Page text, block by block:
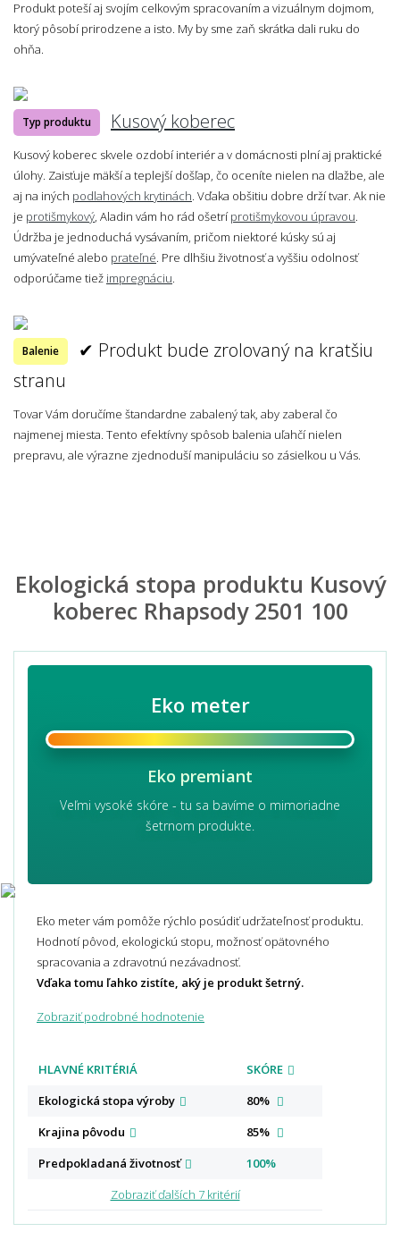
Produkt poteší aj svojím celkovým spracovaním a vizuálnym dojmom,
ktorý pôsobí prirodzene a isto. My by sme zaň skrátka dali ruku do
ohňa.
Typ produktu Kusový koberec
Kusový koberec skvele ozdobí interiér a v domácnosti plní aj praktické
úlohy. Zaisťuje mäkší a teplejší došľap, čo oceníte nielen na dlažbe, ale
aj na iných podlahových krytinách . Vďaka obšitiu dobre drží tvar. Ak nie
je protišmykový , Aladin vám ho rád ošetríprotišmykovou úpravou
Údržba je jednoduchá vysávaním, pričom niektoré kúsky sú aj
umývateľné alebo prateľné . Pre dlhšiu životnosť a vyššiu odolnosť
odporúčame tiež impregnáciu
Balenie
✔ Produkt bude zrolovaný na kratšiu
stranu
Tovar Vám doručíme štandardne zabalený tak, aby zaberal čo
najmenej miesta. Tento efektívny spôsob balenia uľahčí nielen
prepravu, ale výrazne zjednoduší manipuláciu so zásielkou u Vás.
Ekologická stopa produktu Kusový
koberec Rhapsody 2501 100
Eko meter
Eko premiant
Veľmi vysoké skóre - tu sa bavíme o mimoriadne
šetrnom produkte.
Eko meter vám pomôže rýchlo posúdiť udržateľnosť produktu.
Hodnotí pôvod, ekologickú stopu, možnosť opätovného
spracovania a zdravotnú nezávadnosť.
Vďaka tomu ľahko zistíte, aký je produkt šetrný.
Zobraziť podrobné hodnotenie
HLAVNÉ KRITÉRIÁ
SKÓRE
Ekologická stopa výroby
80%
Krajina pôvodu
85%
Predpokladaná životnosť
100%
Zobraziť ďalších 7 kritérií